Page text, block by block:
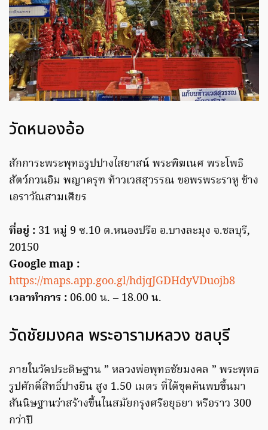
วัดหนองอ้อ
สักการะพระพุทธรูปปางไสยาสน์ พระพิฆเนศ พระโพธิ
สัตว์กวนอิม พญาครุฑ ท้าวเวสสุวรรณ ขอพรพระราหู ช้าง
เอราวัณสามเศียร
ที่อยู่ : 31 หมู่ 9 ซ.10 ต.หนองปรือ อ.บางละมุง จ.ชลบุรี,
20150
Google map :
https://maps.app.goo.gl/hdjqJGDHdyVDuojb8
เวลาทำการ :06.00 น. – 18.00 น.
วัดชัยมงคล พระอารามหลวง ชลบุรี
ภายในวัดประดิษฐาน ” หลวงพ่อพุทธชัยมงคล ” พระพุทธ
รูปศักดิ์สิทธิ์ปางยืน สูง 1.50 เมตร ที่ได้ขุดค้นพบขึ้นมา
สันนิษฐานว่าสร้างขึ้นในสมัยกรุงศรีอยุธยา หรือราว 300
กว่าปี